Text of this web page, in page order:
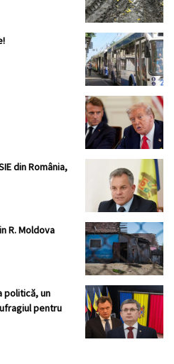
din România,
R. Moldova
politică, un
pentru